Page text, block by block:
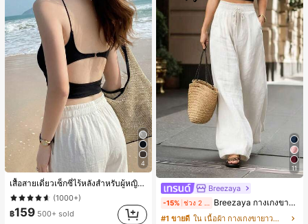
4
เสื้อสายเดี่ยวเซ็กซี่ไร้หลังสำหรับผู้หญิงพร้อมบราแบบมีฟองน้ำ, เสื้อกล้ามแขนกุด, เสื้อลำลองสีดำสำหรับฤดูร้อน
(1000+)
฿159 500+ sold
11
Breezaya
-15% Breezaya กางเกงขายาวเอวสูงทรงหลวมขาบานสำหรับผู้หญิง สีขาวเรียบหรูสไตล์ชิค เหมาะสำหรับใส่เที่ยวทะเล วันหยุดพักผ่อนฤดูร้อน ลุคสบายๆ ใส่ได้หลายโอกาสในชีวิตประจำวัน
#1 ขายดี
ใน เนื้อผ้า กางเกงขายาวลำลองผ้า